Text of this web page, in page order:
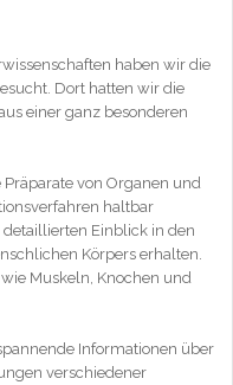
haben wir die
Dort hatten wir die
einer ganz besonderen
von Organen und
haltbar
Einblick in den
Körpers erhalten.
Muskeln, Knochen und
Informationen über
verschiedener